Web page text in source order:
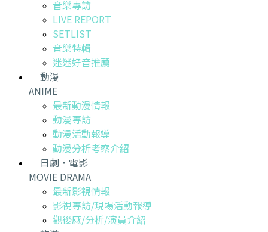
音樂專訪
LIVE REPORT
SETLIST
音樂特輯
迷迷好音推薦
動漫
ANIME
最新動漫情報
動漫專訪
動漫活動報導
動漫分析考察介紹
日劇・電影
MOVIE DRAMA
最新影視情報
影視專訪/現場活動報導
觀後感/分析/演員介紹